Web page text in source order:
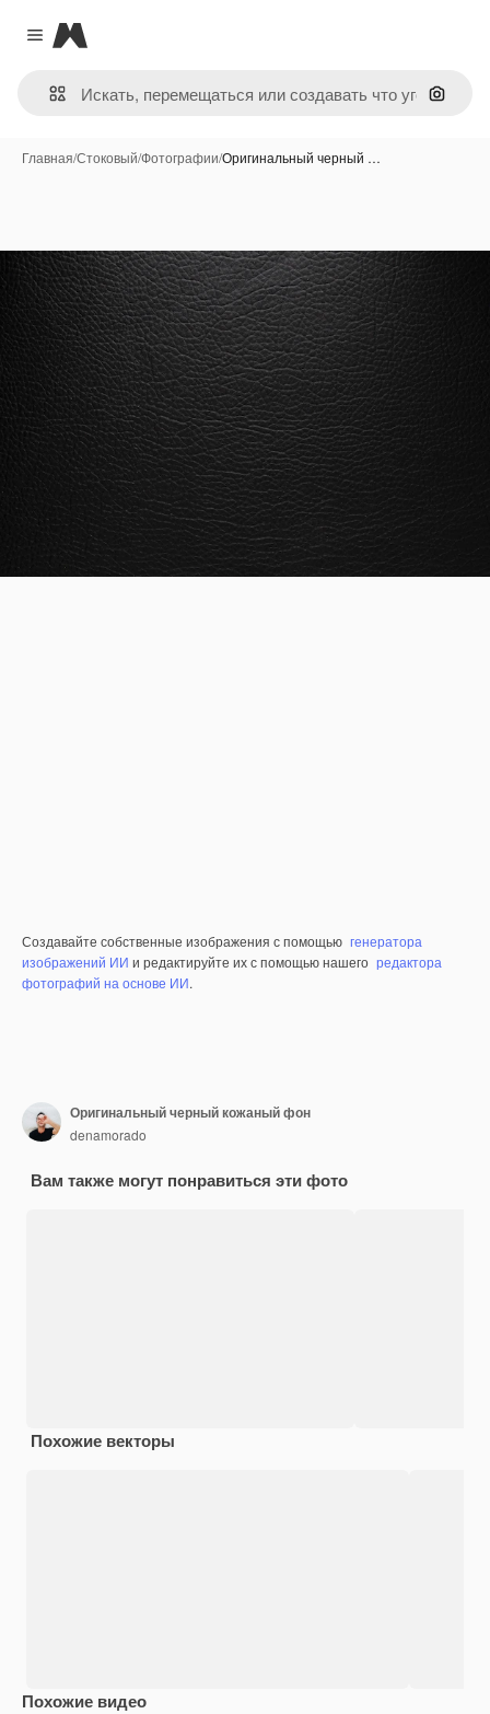
Close menu
Magnific
Поиск
Главная/Стоковый/Фотографии/Оригинальный черный …
Создавайте собственные изображения с помощью генератора
изображений ИИ и редактируйте их с помощью нашего редактора
фотографий на основе ИИ.
Оригинальный черный кожаный фон
denamorado
Вам также могут понравиться эти фото
Похожие векторы
Похожие видео